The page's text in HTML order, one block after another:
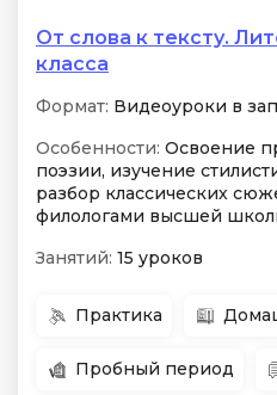
От слова к тексту.
класса
Формат: Видеоуроки в
Особенности: Освоение
поэзии, изучение
разбор классических
филологами высшей
Занятий: 15 уроков
Практика
Пробный период